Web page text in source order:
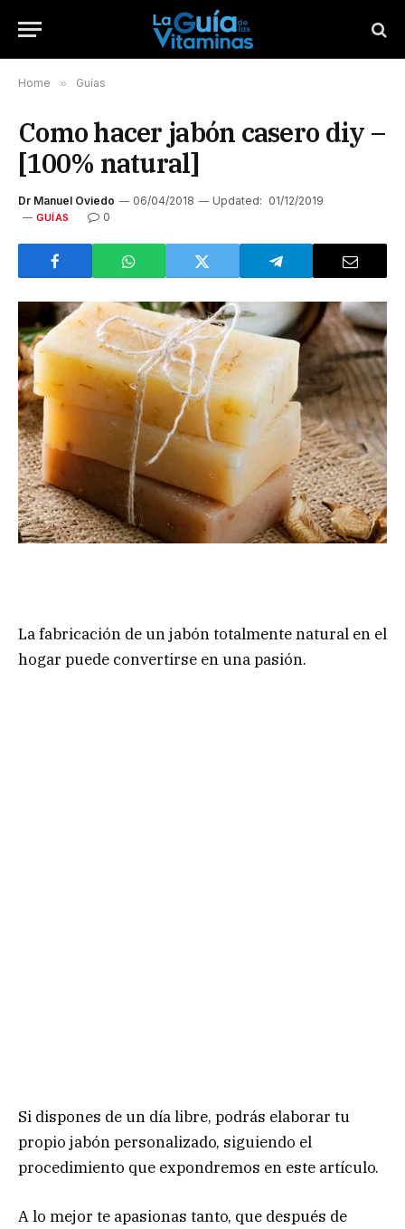
Home » Guías
Como hacer jabón casero diy –
[100% natural]
Dr Manuel Oviedo 06/04/2018 Updated: 01/12/2019
GUÍAS 0
La fabricación de un jabón totalmente natural en el
hogar puede convertirse en una pasión.
Si dispones de un día libre, podrás elaborar tu
propio jabón personalizado, siguiendo el
procedimiento que expondremos en este artículo.
A lo mejor te apasionas tanto, que después de